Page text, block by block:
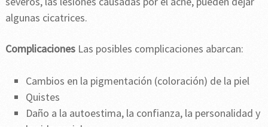
algunas cicatrices.
ComplicacionesLas posibles complicaciones abarcan:
Cambios en la pigmentación (coloración) de la piel
Quistes
Daño a la autoestima, la confianza, la personalidad y